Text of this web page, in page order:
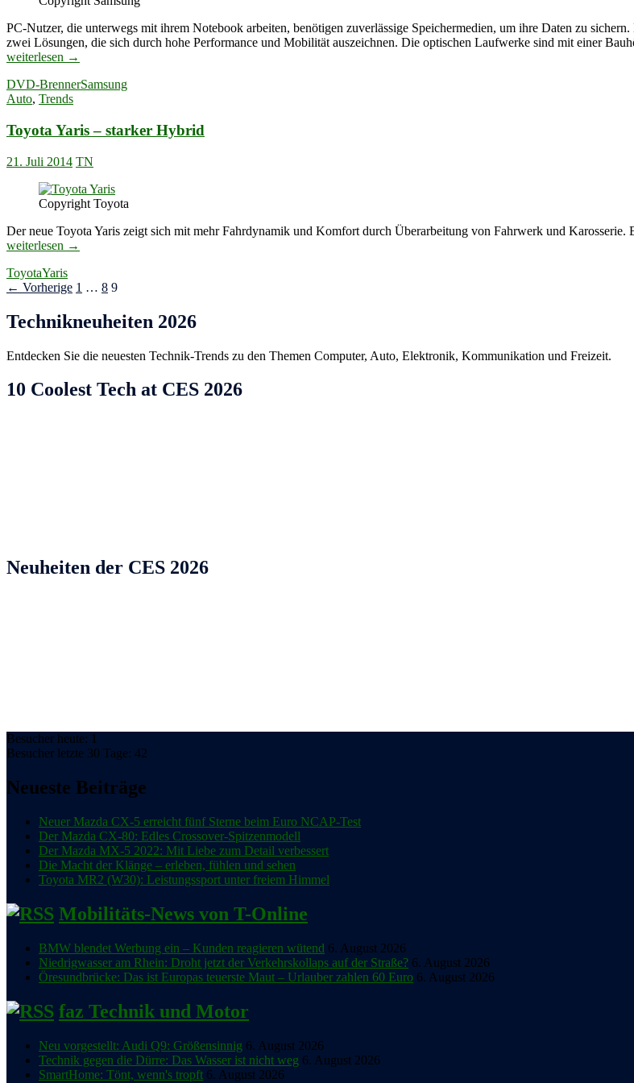
PC-Nutzer, die unterwegs mit ihrem Notebook arbeiten, benötigen zuverlässige Speichermedien, um ihre Daten zu
zwei Lösungen, die sich durch hohe Performance und Mobilität auszeichnen. Die optischen Laufwerke sind mit einer
weiterlesen →
DVD-BrennerSamsung
Auto, Trends
Toyota Yaris – starker Hybrid
21. Juli 2014 TN
Copyright Toyota
Der neue Toyota Yaris zeigt sich mit mehr Fahrdynamik und Komfort durch Überarbeitung von Fahrwerk und
Toyota
–
starker
weiterlesen →
ToyotaYaris
Beitragsnavigation
← Vorherige 1 … 8 9
Technikneuheiten 2026
Entdecken Sie die neuesten Technik-Trends zu den Themen Computer, Auto, Elektronik, Kommunikation und Freizeit.
10 Coolest Tech at CES 2026
Neuheiten der CES 2026
Besucher heute: 1
Besucher letzte 30 Tage: 42
Neueste Beiträge
Neuer Mazda CX-5 erreicht fünf Sterne beim Euro NCAP-Test
Der Mazda CX-80: Edles Crossover-Spitzenmodell
Der Mazda MX-5 2022: Mit Liebe zum Detail verbessert
Die Macht der Klänge – erleben, fühlen und sehen
Toyota MR2 (W30): Leistungssport unter freiem Himmel
Mobilitäts-News von T-Online
BMW blendet Werbung ein – Kunden reagieren wütend 6. August 2026
Niedrigwasser am Rhein: Droht jetzt der Verkehrskollaps auf der Straße? 6. August 2026
Öresundbrücke: Das ist Europas teuerste Maut – Urlauber zahlen 60 Euro 6. August 2026
faz Technik und Motor
Neu vorgestellt: Audi Q9: Größensinnig 6. August 2026
Technik gegen die Dürre: Das Wasser ist nicht weg 6. August 2026
SmartHome: Tönt, wenn's tropft 6. August 2026